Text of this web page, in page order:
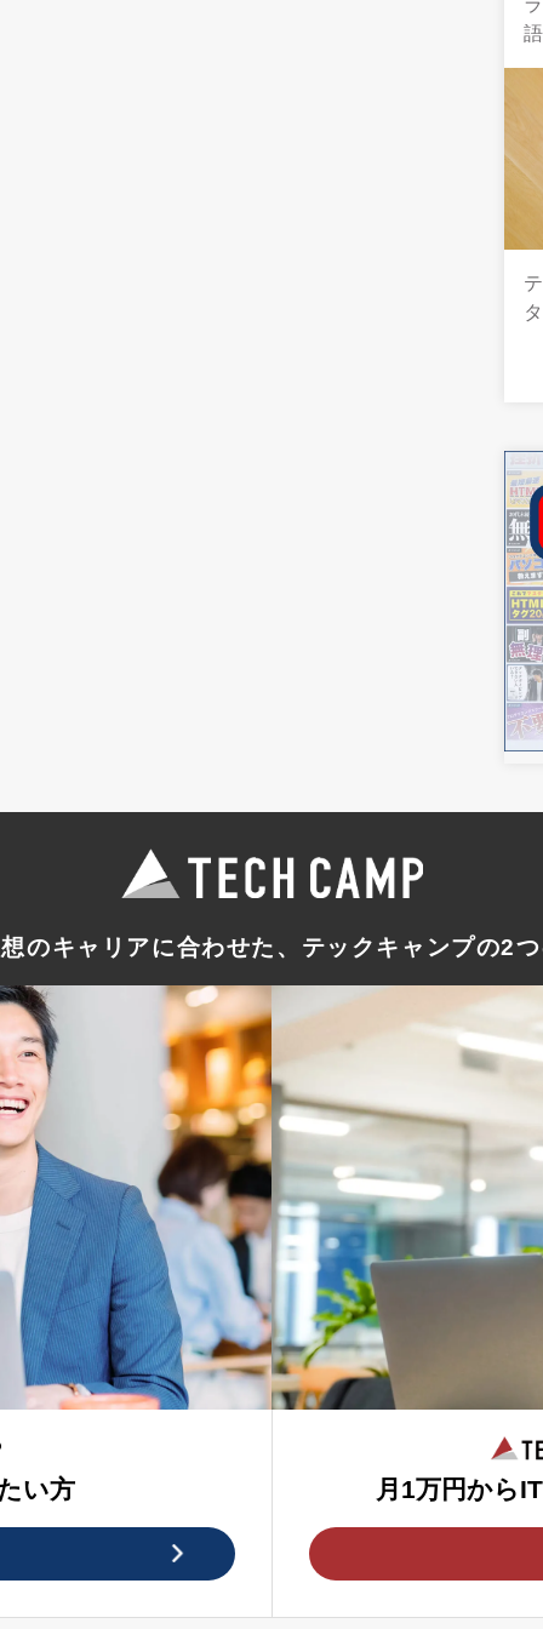
のキャリアに合わせた 、テックキャンプの2
い方 月1万円から